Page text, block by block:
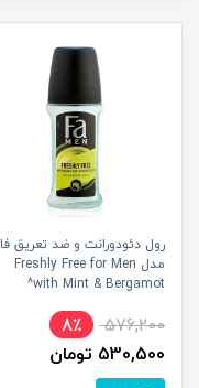
رول دئودورانت و ضد تعریق فا
مدل Freshly Free for Men
with Mint & Bergamot^
576,200
8٪
530,500 تومان